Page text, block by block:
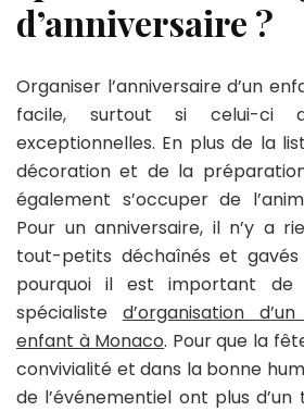
d’anniversaire ?
Organiser l’anniversaire d’un
facile, surtout si celui-ci
exceptionnelles. En plus de la
décoration et de la
également s’occuper de
Pour un anniversaire, il n’y a
tout-petits déchaînés et gavés
pourquoi il est important
spécialiste d’organisation
enfant à Monaco. Pour que la
convivialité et dans la bonne
de l’événementiel ont plus